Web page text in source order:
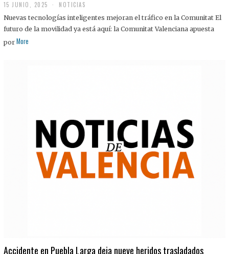
15 JUNIO, 2025 NOTICIAS
Nuevas tecnologías inteligentes mejoran el tráfico en la Comunitat El
futuro de la movilidad ya está aquí: la Comunitat Valenciana apuesta
por More
Accidente en Puebla Larga deja nueve heridos trasladados